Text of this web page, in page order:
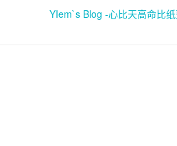
YIem`s Blog -心比天高命比